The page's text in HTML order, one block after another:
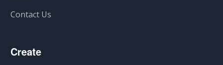
Contact Us
Create